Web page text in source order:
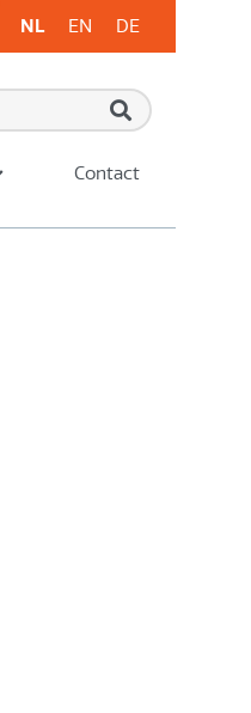
NL EN DE
Contact